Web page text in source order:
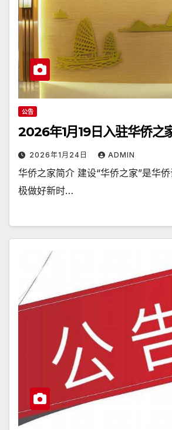
公告
2026年1月19日入驻华侨之
2026年1月24日 ADMIN
华侨之家简介 建设“华侨之家”是华
极做好新时…